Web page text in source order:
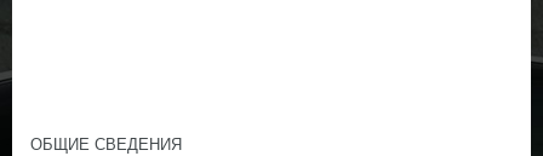
ОБЩИЕ СВЕДЕНИЯ